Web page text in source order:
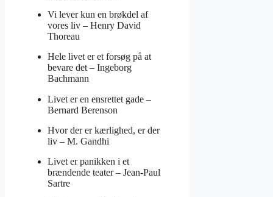
Vi lever kun en brøkdel af
vores liv – Henry David
Thoreau
Hele livet er et forsøg på at
bevare det – Ingeborg
Bachmann
Livet er en ensrettet gade –
Bernard Berenson
Hvor der er kærlighed, er der
liv – M. Gandhi
Livet er panikken i et
brændende teater – Jean-Paul
Sartre